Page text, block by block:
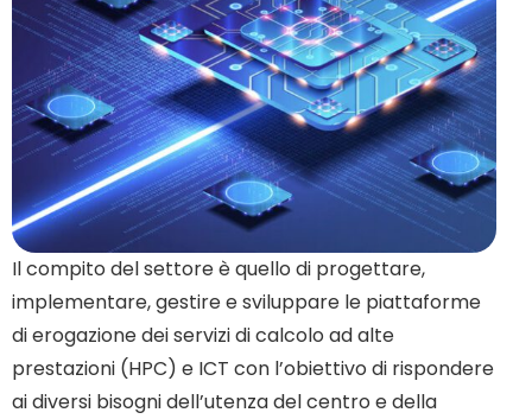
Il compito del settore è quello di progettare,
implementare, gestire e sviluppare le piattaforme
di erogazione dei servizi di calcolo ad alte
prestazioni (HPC) e ICT con l’obiettivo di rispondere
ai diversi bisogni dell’utenza del centro e della